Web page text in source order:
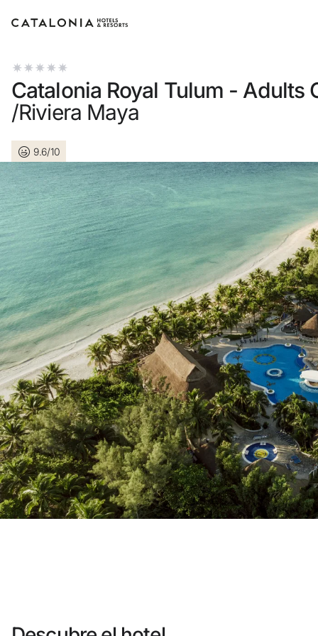
¿Olvidaste tu
o usa una de estas
Entra con
Iniciar sesión solo
¿Aún no tienes cuenta?
Crear una
Disfruta los beneficios de formar
Mejor precio garantizado
Cancelación gratuita
Catalonia Royal Tulum - Adults
/Riviera Maya
9.6/10